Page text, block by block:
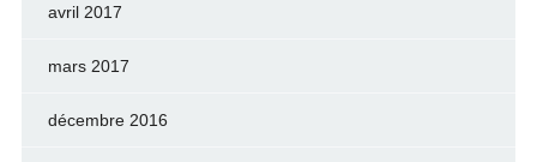
avril 2017
mars 2017
décembre 2016